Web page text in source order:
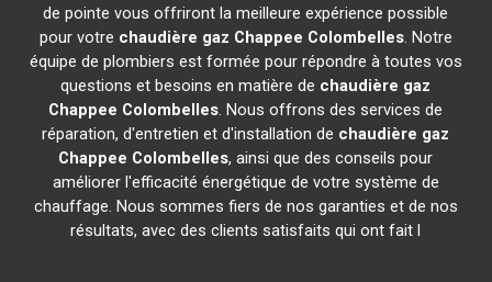
de pointe vous offriront la meilleure expérience possible
pour votre chaudière gaz Chappee Colombelles. Notre
équipe de plombiers est formée pour répondre à toutes vos
questions et besoins en matière de chaudière gaz
Chappee Colombelles. Nous offrons des services de
réparation, d'entretien et d'installation de chaudière gaz
Chappee Colombelles, ainsi que des conseils pour
améliorer l'efficacité énergétique de votre système de
chauffage. Nous sommes fiers de nos garanties et de nos
résultats, avec des clients satisfaits qui ont fait l